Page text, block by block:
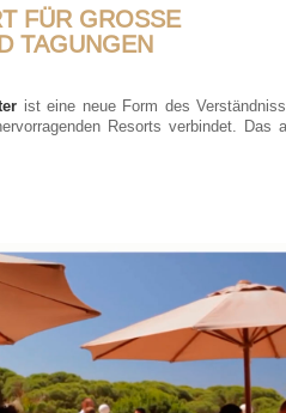
FÜR GROSSE
TAGUNGEN
ist eine neue Form des
Resorts verbindet. Das